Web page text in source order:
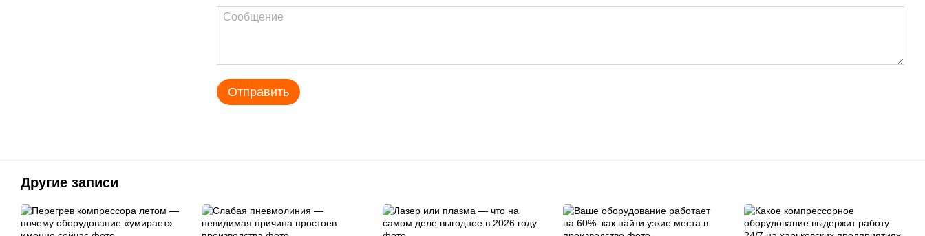
Отправить
Другие записи